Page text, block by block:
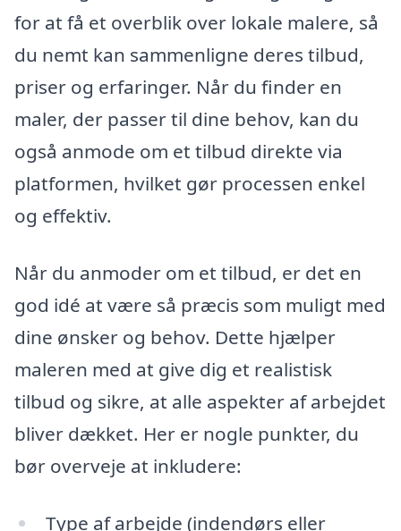
for at få et overblik over lokale malere, så
du nemt kan sammenligne deres tilbud,
priser og erfaringer. Når du finder en
maler, der passer til dine behov, kan du
også anmode om et tilbud direkte via
platformen, hvilket gør processen enkel
og effektiv.
Når du anmoder om et tilbud, er det en
god idé at være så præcis som muligt med
dine ønsker og behov. Dette hjælper
maleren med at give dig et realistisk
tilbud og sikre, at alle aspekter af arbejdet
bliver dækket. Her er nogle punkter, du
bør overveje at inkludere:
Type af arbejde (indendørs eller